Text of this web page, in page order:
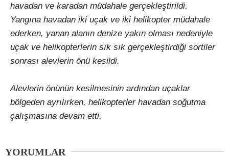
havadan ve karadan müdahale gerçekleştirildi.
Yangına havadan iki uçak ve iki helikopter müdahale
ederken, yanan alanın denize yakın olması nedeniyle
uçak ve helikopterlerin sık sık gerçekleştirdiği sortiler
sonrası alevlerin önü kesildi.
Alevlerin önünün kesilmesinin ardından uçaklar
bölgeden ayrılırken, helikopterler havadan soğutma
çalışmasına devam etti.
YORUMLAR